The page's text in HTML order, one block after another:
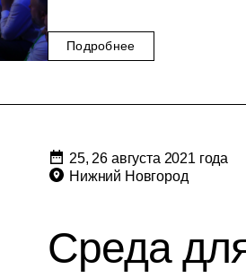
Подробнее
25, 26 августа 2021 года
Нижний Новгород
Среда